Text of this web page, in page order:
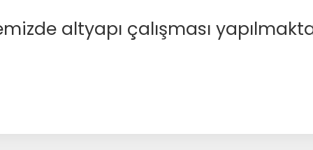
altyapı çalışması